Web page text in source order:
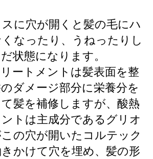
に穴が開くと髪の毛にハ
なったり、うねったりし
状態になります。
ートメントは髪表面を整
ダメージ部分に栄養分を
髪を補修しますが、酸熱
ントは主成分であるグリオ
の穴が開いたコルテック
かけて穴を埋め、髪の形